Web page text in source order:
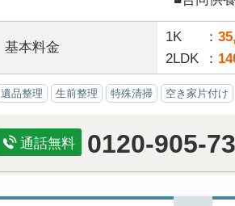
基本料金
1K
2LDK
遺品整理 生前整理 特殊清掃 空き家片付け
通話無料 0120-905-